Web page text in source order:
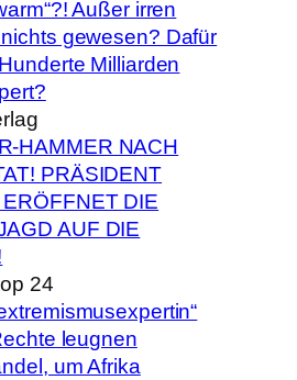
Außer irren
gewesen? Dafür
Milliarden
HAMMER NACH
PRÄSIDENT
DIE
AUF DIE
24
leugnen
um Afrika